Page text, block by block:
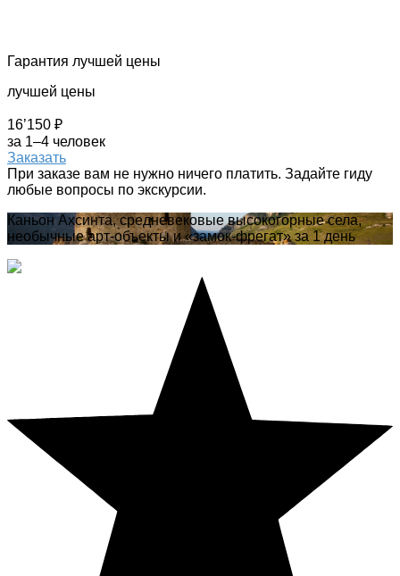
Гарантия лучшей цены
лучшей цены
16’150 ₽
за 1–4 человек
Заказать
При заказе вам не нужно ничего платить. Задайте гиду
любые вопросы по экскурсии.
Каньон Ахсинта, средневековые высокогорные села,
необычные арт-объекты и «замок-фрегат» за 1 день